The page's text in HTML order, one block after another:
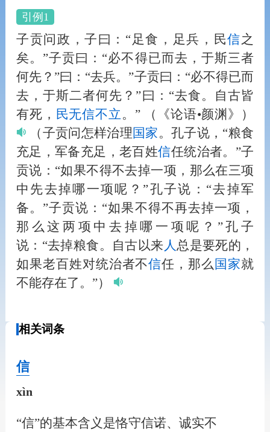
引例1
子贡问政，子曰：“足食，足兵，民信之
矣。”子贡曰：“必不得已而去，于斯三者
何先？”曰：“去兵。”子贡曰：“必不得已而
去，于斯二者何先？”曰：“去食。自古皆
有死， 民无信不立 。”
（《论语•颜渊》）
（子贡问怎样治理 国家。孔子说，“粮食
充足，军备充足，老百姓信任统治者。”子
贡说：“如果不得不去掉一项，那么在三项
中先去掉哪一项呢？”孔子说：“去掉军
备。”子贡说：“如果不得不再去掉一项，
那么这两项中去掉哪一项呢？”孔子
说：“去掉粮食。自古以来 人 总是要死的，
如果老百姓对统治者不信任，那么 国家就
不能存在了。”）
相关词条
信
xìn
“信”的基本含义是恪守信诺、诚实不